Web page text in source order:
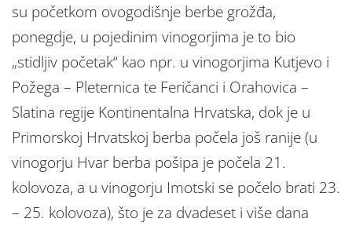
su početkom ovogodišnje berbe grožđa,
ponegdje, u pojedinim vinogorjima je to bio
„stidljiv početak“ kao npr. u vinogorjima Kutjevo i
Požega – Pleternica te Feričanci i Orahovica –
Slatina regije Kontinentalna Hrvatska, dok je u
Primorskoj Hrvatskoj berba počela još ranije (u
vinogorju Hvar berba pošipa je počela 21.
kolovoza, a u vinogorju Imotski se počelo brati 23.
– 25. kolovoza), što je za dvadeset i više dana